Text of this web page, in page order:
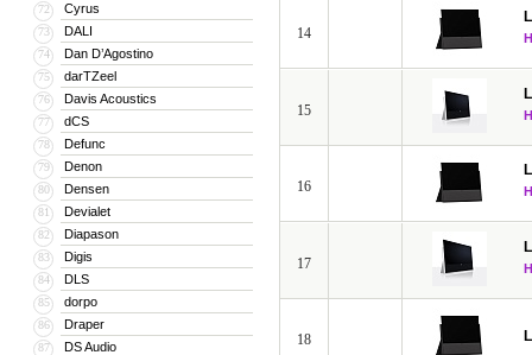
72 Cyrus
73 DALI
74 Dan D’Agostino
75 darTZeel
76 Davis Acoustics
77 dCS
78 Defunc
79 Denon
80 Densen
81 Devialet
82 Diapason
83 Digis
84 DLS
85 dorpo
86 Draper
87 DS Audio
14
15
16
17
18